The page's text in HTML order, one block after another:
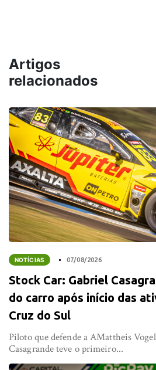
Artigos
relacionados
NOTÍCIAS 07/08/2026
Stock Car: Gabriel
do carro após início das
Cruz do Sul
Piloto que defende a AMattheis
Casagrande teve o primeiro...